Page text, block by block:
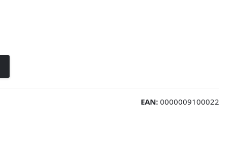
EAN: 0000009100022